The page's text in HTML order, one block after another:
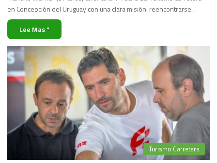
en Concepción del Uruguay con una clara misión: reencontrarse…
Lee Mas "
Turismo Carretera